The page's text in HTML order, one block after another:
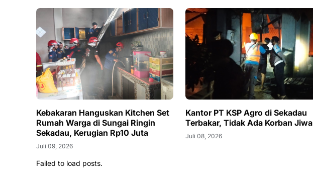
Kebakaran Hanguskan Kitchen Set
Rumah Warga di Sungai Ringin
Sekadau, Kerugian Rp10 Juta
Juli 09, 2026
Kantor PT KSP Agro di Sekadau
Terbakar, Tidak Ada Korban Jiwa
Juli 08, 2026
Failed to load posts.